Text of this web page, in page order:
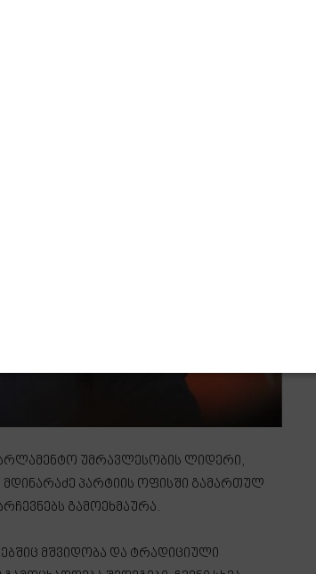
უმრავლესობის ლიდერი,
პარტიის ოფისში გამართულ
გამოეხმაურა.
მშვიდობა და ტრადიციული